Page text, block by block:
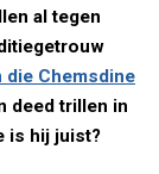
al tegen
die Chemsdine
deed trillen in
is hij juist?